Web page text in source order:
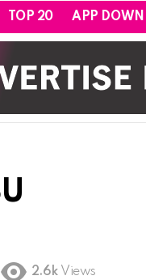
TOP 20 APP
2.6k Views